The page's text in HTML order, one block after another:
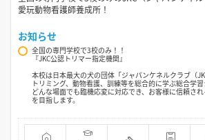
愛玩動物看護師養成所！
お知らせ
全国の専門学校で3校のみ！！
『JKC公認トリマー指定機関』
本校は日本最大の犬の団体「ジャパンケネルクラブ（
トリミング、動物看護、訓練等を総合的に学ぶ総合学習
どんな場面でも臨機応変に対応でき、お客様に信頼さ
を目指します。